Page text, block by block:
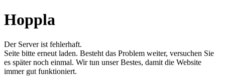
Hoppla
Der Server ist fehlerhaft.
Seite bitte erneut laden. Besteht das Problem weiter, versuchen Sie
es später noch einmal. Wir tun unser Bestes, damit die Website
immer gut funktioniert.